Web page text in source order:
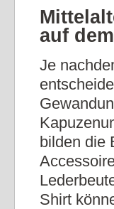
auf
Je
bilden die
Shirt